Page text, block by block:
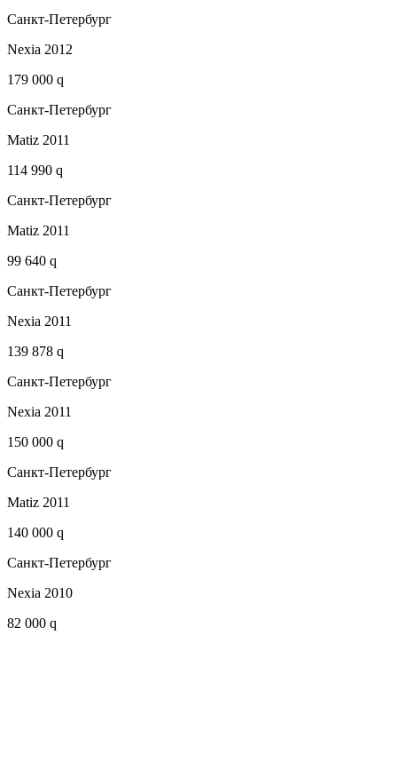
Санкт-Петербург
Nexia 2012
179 000 q
Санкт-Петербург
Matiz 2011
114 990 q
Санкт-Петербург
Matiz 2011
99 640 q
Санкт-Петербург
Nexia 2011
139 878 q
Санкт-Петербург
Nexia 2011
150 000 q
Санкт-Петербург
Matiz 2011
140 000 q
Санкт-Петербург
Nexia 2010
82 000 q